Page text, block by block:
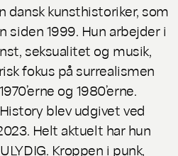
dansk kunsthistoriker, som
siden 1999. Hun arbejder i
seksualitet og musik,
fokus på surrealismen
og 1980’erne.
blev udgivet ved
Helt aktuelt har hun
ULYDIG. Kroppen i punk,